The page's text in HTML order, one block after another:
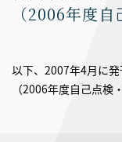
（2006年度
以下、2007年4月に
（2006年度自己点検